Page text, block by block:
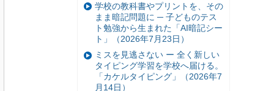
学校の教科書やプリントを、その
まま暗記問題に ─ 子どものテス
ト勉強から生まれた「AI暗記シー
ト」（2026年7月23日）
ミスを見逃さない ー 全く新しい
タイピング学習を学校へ届ける。
「カケルタイピング」（2026年7
月14日）